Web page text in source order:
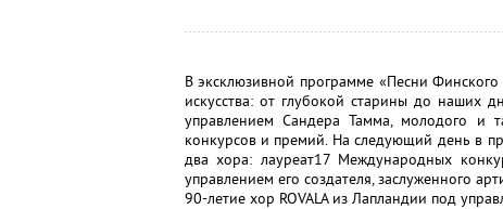
В эксклюзивной программе «Песни
искусства: от глубокой старины до наших
управлением Сандера Тамма, молодого и
конкурсов и премий. На следующий день в
два хора: лауреат17 Международных
управлением его создателя, заслуженного
90-летие хор ROVALA из Лапландии под